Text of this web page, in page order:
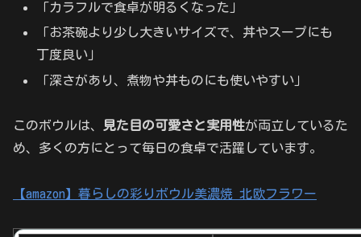
「カラフルで食卓が明るくなった」
「お茶碗より少し大きいサイズで、丼やスープにも
丁度良い」
「深さがあり、煮物や丼ものにも使いやすい」
このボウルは、 見た目の可愛さと実用性が両立しているた
め、多くの方にとって毎日の食卓で活躍しています。
【amazon】暮らしの彩りボウル美濃焼 北欧フラワー